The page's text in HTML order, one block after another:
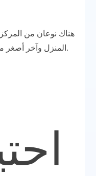
هناك نوعان من
المنزل وآخر أصغر محمول يمكنك استخدامه أثناء التنقل.